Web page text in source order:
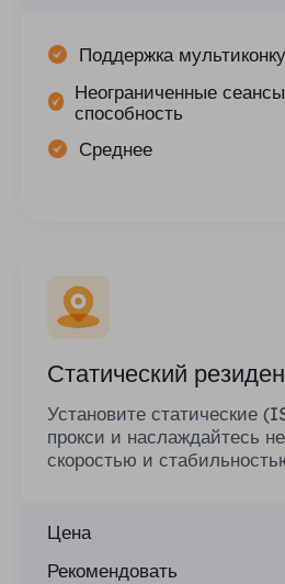
Поддержка
Неограниченные
способность
Среднее
Статический
Установите статические
прокси и наслаждайтесь
скоростью и
Цена
Рекомендовать